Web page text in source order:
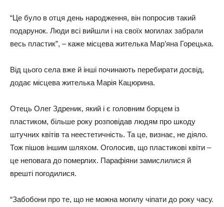
“Це було в отця день народження, він попросив такий
подарунок. Люди всі вийшли і на своїх могилах забрали
весь пластик”, – каже місцева жителька Мар’яна Горецька.
Від цього села вже й інші починають перебирати досвід,
додає місцева жителька Марія Кацюрина.
Отець Олег Здреник, який і є головним борцем із
пластиком, більше року розповідав людям про шкоду
штучних квітів та неестетичність. Та це, визнає, не діяло.
Тож пішов іншим шляхом. Оголосив, що пластикові квіти –
це неповага до померлих. Парафіяни замислилися й
врешті погодилися.
“Забобони про те, що не можна могилу чіпати до року часу.